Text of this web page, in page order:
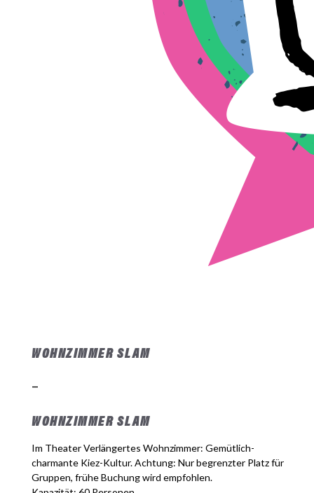
WOHNZIMMER SLAM
–
WOHNZIMMER SLAM
Im Theater Verlängertes Wohnzimmer: Gemütlich-
charmante Kiez-Kultur. Achtung: Nur begrenzter Platz für
Gruppen, frühe Buchung wird empfohlen.